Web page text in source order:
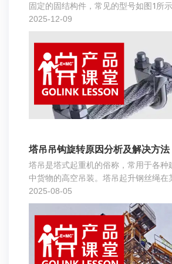
固定的固结构件，常见的型号如图1所
夹如图2所示。
2025-12-09
塔吊吊钩旋转原因分析及解决方法
塔吊是塔式起重机的俗称，常用于各种
中货物的高空吊装。塔吊起升钢丝绳在
下，可能会累积扭转应力，最终导致吊
绳打绞现象（图1）。
2025-08-05